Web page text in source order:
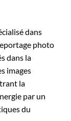
dans
photo
dans la
images
la
par un
du